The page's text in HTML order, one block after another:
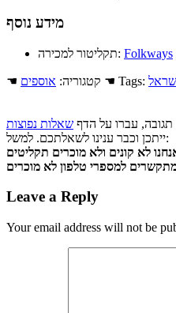
מידע נוסף
תקליטור למכירה: Folkways
☚ קטגוריה: אוספים ☚ Tags:
עברו על הדף שאלות נפוצות
ייתכן וכבר ענינו לשאלתכם. למשל:
Leave a Reply
Your email address will not be